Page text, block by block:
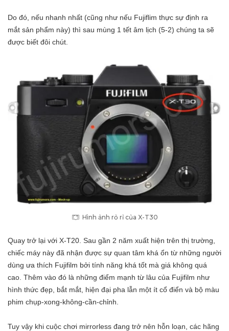
Do đó, nếu nhanh nhất (cũng như nếu Fujiflim thực sự định ra
mắt sản phẩm này) thì sau mùng 1 tết âm lịch (5-2) chúng ta sẽ
được biết đôi chút.
Hình ảnh rỏ rỉ của X-T30
Quay trở lại với X-T20. Sau gần 2 năm xuất hiện trên thị trường,
chiếc máy này đã nhận được sự quan tâm khá ổn từ những người
dùng ưa thích Fujifilm bởi tính năng khá tốt mà giá không quá
cao. Thêm vào đó là những điểm mạnh từ lâu của Fujifilm như
hình thức đẹp, bắt mắt, hiện đại pha lẫn một ít cổ điển và bộ màu
phim chụp-xong-không-cần-chỉnh.
Tuy vậy khi cuộc chơi mirrorless đang trở nên hỗn loạn, các hãng